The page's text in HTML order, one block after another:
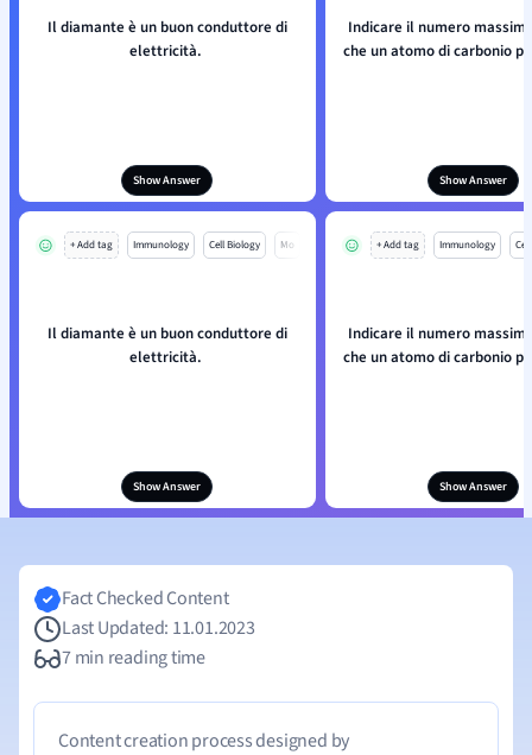
Il diamante è un buon conduttore di
elettricità.
Show Answer
Indicare il numero
che un atomo di carbonio
Show Answer
+ Add tag Immunology Cell Biology Mo
Il diamante è un buon conduttore di
elettricità.
Show Answer
+ Add tag Immunology
Indicare il numero
che un atomo di carbonio
Show Answer
Fact Checked Content
Last Updated: 11.01.2023
7 min reading time
Content creation process designed by